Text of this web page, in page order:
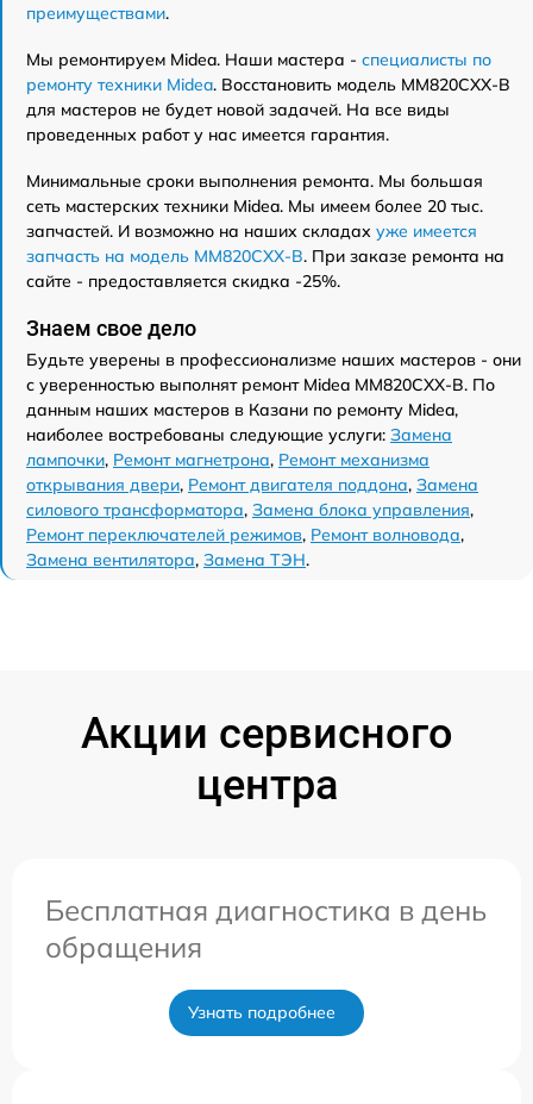
преимуществами.
Мы ремонтируем Midea. Наши мастера - специалисты по
ремонту техники Midea. Восстановить модель MM820CXX-B
для мастеров не будет новой задачей. На все виды
проведенных работ у нас имеется гарантия.
Минимальные сроки выполнения ремонта. Мы большая
сеть мастерских техники Midea. Мы имеем более 20 тыс.
запчастей. И возможно на наших складах уже имеется
запчасть на модель MM820CXX-B. При заказе ремонта на
сайте - предоставляется скидка -25%.
Знаем свое дело
Будьте уверены в профессионализме наших мастеров - они
с уверенностью выполнят ремонт Midea MM820CXX-B. По
данным наших мастеров в Казани по ремонту Midea,
наиболее востребованы следующие услуги: Замена
лампочки, Ремонт магнетрона, Ремонт механизма
открывания двери, Ремонт двигателя поддона, Замена
силового трансформатора, Замена блока управления,
Ремонт переключателей режимов, Ремонт волновода,
Замена вентилятора, Замена ТЭН.
Акции сервисного
центра
Бесплатная диагностика в день
обращения
Узнать подробнее